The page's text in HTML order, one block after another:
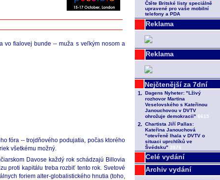
Čtěte Britské listy speciálně
upravené pro vaše mobilní
telefony a PDA
Reklama
Reklama
Celé vydání
Archiv vydání
vo fialovej bunde -- muža s veľkým nosom a
fóra -- trojdňového podujatia, počas ktorého
všetkému možný.
Davose každý rok schádzajú Billovia
proti kapitálu treba rozbiť tento rok. Svetové
foriem alter-globalistického hnutia (toho,